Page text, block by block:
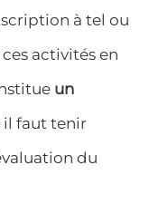
à tel ou
activités en
un
faut tenir
du